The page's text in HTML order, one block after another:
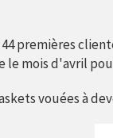
premières
mois d'avril
vouées à